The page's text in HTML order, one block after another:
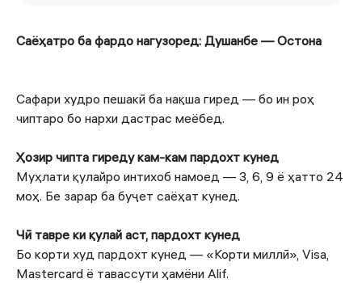
Саёҳатро ба фардо нагузоред: Душанбе — Остона
Сафари худро пешакӣ ба нақша гиред — бо ин роҳ
чиптаро бо нархи дастрас меёбед.
Ҳозир чипта гиреду кам-кам пардохт кунед
Муҳлати қулайро интихоб намоед — 3, 6, 9 ё ҳатто 24
моҳ. Бе зарар ба буҷет саёҳат кунед.
Чӣ тавре ки қулай аст, пардохт кунед
Бо корти худ пардохт кунед — «Корти миллӣ», Visa,
Mastercard ё тавассути ҳамёни Alif.